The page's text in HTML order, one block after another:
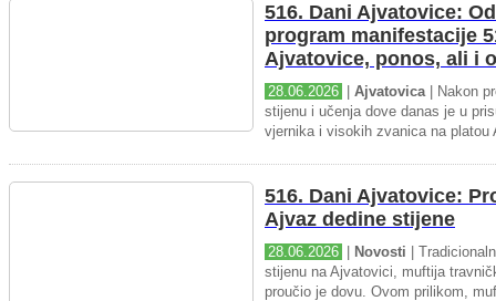
516. Dani Ajvatovice:
program manifestacije
Ajvatovice, ponos, ali i
28.06.2026 Ajvatovica| Nakon
stijenu i učenja dove danas je u
vjernika i visokih zvanica na platou
516. Dani Ajvatovice:
Ajvaz dedine stijene
28.06.2026 Novosti |
stijenu na Ajvatovici, muftija
proučio je dovu. Ovom prilikom,